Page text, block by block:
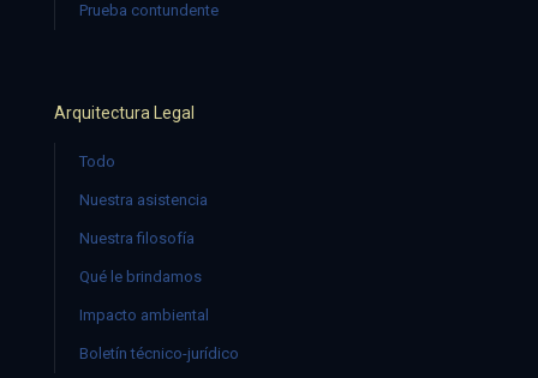
Prueba contundente
Arquitectura Legal
Todo
Nuestra asistencia
Nuestra filosofía
Qué le brindamos
Impacto ambiental
Boletín técnico-jurídico